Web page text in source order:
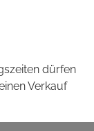
dürfen
Verkauf